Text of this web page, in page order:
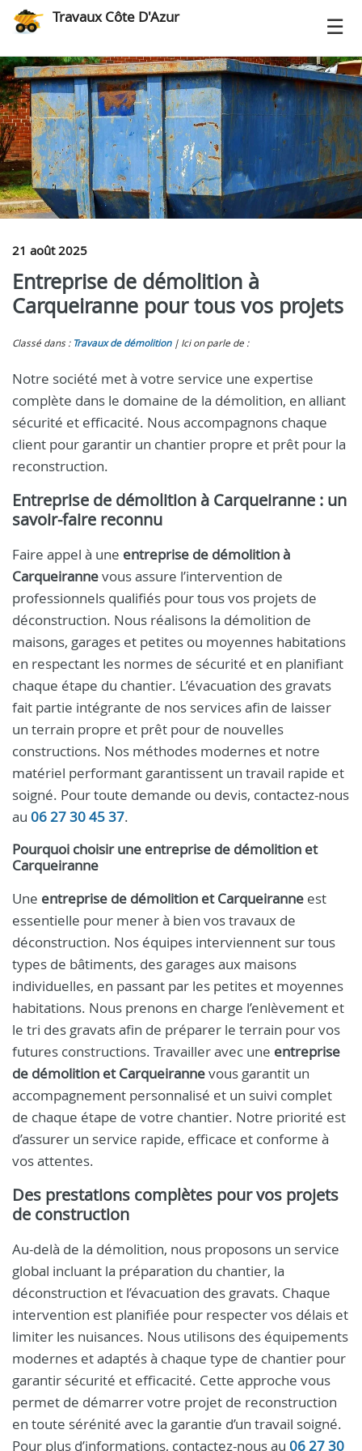
Travaux Côte D'Azur
21 août 2025
Entreprise de démolition à
Carqueiranne pour tous vos projets
Classé dans : Travaux de démolition Ici on parle de :
Notre société met à votre service une expertise
complète dans le domaine de la démolition, en alliant
sécurité et efficacité. Nous accompagnons chaque
client pour garantir un chantier propre et prêt pour la
reconstruction.
Entreprise de démolition à Carqueiranne : un
savoir-faire reconnu
Faire appel à une entreprise de démolition à
Carqueirannevous assure l’intervention de
professionnels qualifiés pour tous vos projets de
déconstruction. Nous réalisons la démolition de
maisons, garages et petites ou moyennes habitations
en respectant les normes de sécurité et en planifiant
chaque étape du chantier. L’évacuation des gravats
fait partie intégrante de nos services afin de laisser
un terrain propre et prêt pour de nouvelles
constructions. Nos méthodes modernes et notre
matériel performant garantissent un travail rapide et
soigné. Pour toute demande ou devis, contactez-nous
au 06 27 30 45 37.
Pourquoi choisir une entreprise de démolition et
Carqueiranne
Une entreprise de démolition et Carqueiranne est
essentielle pour mener à bien vos travaux de
déconstruction. Nos équipes interviennent sur tous
types de bâtiments, des garages aux maisons
individuelles, en passant par les petites et moyennes
habitations. Nous prenons en charge l’enlèvement et
le tri des gravats afin de préparer le terrain pour vos
futures constructions. Travailler avec une entreprise
de démolition et Carqueirannevous garantit un
accompagnement personnalisé et un suivi complet
de chaque étape de votre chantier. Notre priorité est
d’assurer un service rapide, efficace et conforme à
vos attentes.
Des prestations complètes pour vos projets
de construction
Au-delà de la démolition, nous proposons un service
global incluant la préparation du chantier, la
déconstruction et l’évacuation des gravats. Chaque
intervention est planifiée pour respecter vos délais et
limiter les nuisances. Nous utilisons des équipements
modernes et adaptés à chaque type de chantier pour
garantir sécurité et efficacité. Cette approche vous
permet de démarrer votre projet de reconstruction
en toute sérénité avec la garantie d’un travail soigné.
Pour plus d’informations, contactez-nous au 06 27 30